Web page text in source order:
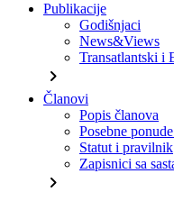
Publikacije
Godišnjaci
News&Views
Transatlantski i
chevron_right
Članovi
Popis članova
Posebne
Statut i pravilnik
Zapisnici sa
chevron_right